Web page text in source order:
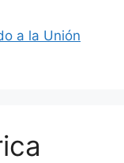
a la Unión